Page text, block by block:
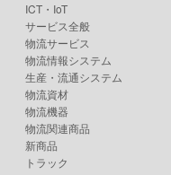
ICT・IoT
サービス全般
物流サービス
物流情報システム
生産・流通システム
物流資材
物流機器
物流関連商品
新商品
トラック